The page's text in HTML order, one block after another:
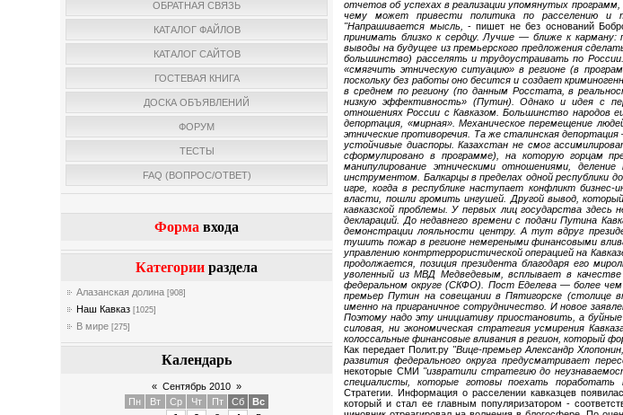
ОБРАТНАЯ СВЯЗЬ
КАТАЛОГ ФАЙЛОВ
КАТАЛОГ САЙТОВ
ГОСТЕВАЯ КНИГА
ДОСКА ОБЪЯВЛЕНИЙ
ФОРУМ
ТЕСТЫ
FAQ (ВОПРОС/ОТВЕТ)
Форма входа
Категории раздела
Алазанская долина [908]
Наш Кавказ [1025]
В мире [275]
Календарь
« Сентябрь 2010 »
Пн
Вт Ср Чт Пт Сб
Вс
отчетов об успехах в реализации упомянутых
чему может привести политика по расселению и
"Напрашивается мысль,
- пишет не без оснований
принимать близко к сердцу. Лучше — ближе к карману:
выводы на будущее из премьерского предложения
большинство) расселять и трудоустраивать по
«смягчить этническую ситуацию» в регионе (в
поскольку без работы оно бесится и создает
в среднем по региону (по данным Росстата, в
низкую эффективность» (Путин). Однако и идея с
отношениях России с Кавказом. Большинство народов
депортация, «мирная». Механическое перемещение
этнические противоречия. Та же сталинская
устойчивые диаспоры. Казахстан не смог
сформулировано в программе), на которую горцам
манипулирование этническими отношениями,
инструментом. Балкарцы в пределах одной республики
игре, когда в республике наступает конфликт
власти, пошли громить ингушей. Другой вывод,
кавказской проблемы. У первых лиц государства
деклараций. До недавнего времени с подачи Путина
демонстрации лояльности центру. А тут вдруг
тушить пожар в регионе немереными финансовыми
управлению контртеррористической операцией на
продолжается, позиция президента благодаря его
уволенный из МВД Медведевым, всплывает в
федеральном округе (СКФО). Пост Еделева — более чем
премьер Путин на совещании в Пятигорске (столице
именно на приграничное сотрудничество. И новое
Поэтому надо эту инициативу приостановить, а
силовая, ни экономическая стратегия усмирения
колоссальные финансовые вливания в регион, который
Как передает Полит.ру "Вице-премьер Александр
развития федерального округа предусматривает
некоторые СМИ "извратили стратегию до
специалисты, которые готовы поехать
Стратегии. Информация о расселении кавказцев
который и стал ее главным популяризатором -